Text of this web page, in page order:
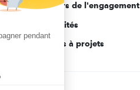
Acteurs de l'engagement
Actualités
Appels à projets
pendant